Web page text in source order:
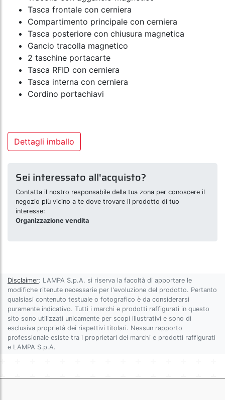
Tasca frontale con cerniera
Compartimento principale con cerniera
Tasca posteriore con chiusura magnetica
Gancio tracolla magnetico
2 taschine portacarte
Tasca RFID con cerniera
Tasca interna con cerniera
Cordino portachiavi
Dettagli imballo
Sei interessato all'acquisto?
Contatta il nostro responsabile della tua zona per conoscere il
negozio più vicino a te dove trovare il prodotto di tuo
interesse:
Organizzazione vendita
Disclaimer: LAMPA S.p.A. si riserva la facoltà di apportare le
modifiche ritenute necessarie per l'evoluzione del prodotto. Pertanto
qualsiasi contenuto testuale o fotografico è da considerarsi
puramente indicativo. Tutti i marchi e prodotti raffigurati in questo
sito sono utilizzati unicamente per scopi illustrativi e sono di
esclusiva proprietà dei rispettivi titolari. Nessun rapporto
professionale esiste tra i proprietari dei marchi e prodotti raffigurati
e LAMPA S.p.A.